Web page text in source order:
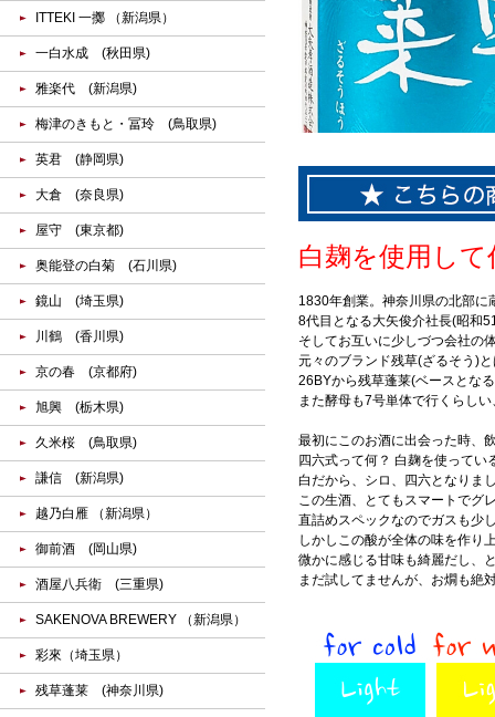
白麹を使用し
1830年創業。神奈川県の北部に
8代目となる大矢俊介社長(昭和
そしてお互いに少しづつ会社の
元々のブランド残草(ざるそう)
26BYから残草蓬莱(ベースとな
また酵母も7号単体で行くらし
最初にこのお酒に出会った時、
四六式って何？ 白麹を使って
白だから、シロ、四六となりま
この生酒、とてもスマートでグ
直詰めスペックなのでガスも少
しかしこの酸が全体の味を作り
微かに感じる甘味も綺麗だし、
まだ試してませんが、お燗も絶
ITTEKI 一擲 （新潟県）
一白水成 (秋田県)
雅楽代 (新潟県)
梅津のきもと・冨玲 (鳥取県)
英君 (静岡県)
大倉 (奈良県)
屋守 (東京都)
奥能登の白菊 (石川県)
鏡山 (埼玉県)
川鶴 (香川県)
京の春 (京都府)
旭興 (栃木県)
久米桜 (鳥取県)
謙信 (新潟県)
越乃白雁 （新潟県）
御前酒 (岡山県)
酒屋八兵衛 (三重県)
SAKENOVA BREWERY （新潟県）
彩來（埼玉県）
残草蓬莱 (神奈川県)